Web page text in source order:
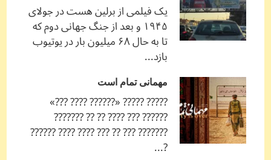
یک فیلمی از برلین هست در جولای
۱۹۴۵ و بعد از جنگ جهانی دوم که
تا به حال ۶۸ میلیون بار در یوتیوب
بازد...
مهمانی تمام است
????? ????? «?????? ???? ???»
?????? ??? ???? ?? ?? ???????
??????? ??? ?? ??? ???? ???? ??????
?...